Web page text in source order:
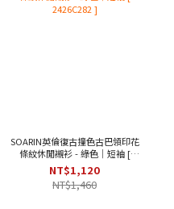
SOARIN英倫復古撞色古巴領印花
條紋休閒襯衫 - 綠色｜短袖 [
2426C282 ]
NT$1,120
NT$1,460